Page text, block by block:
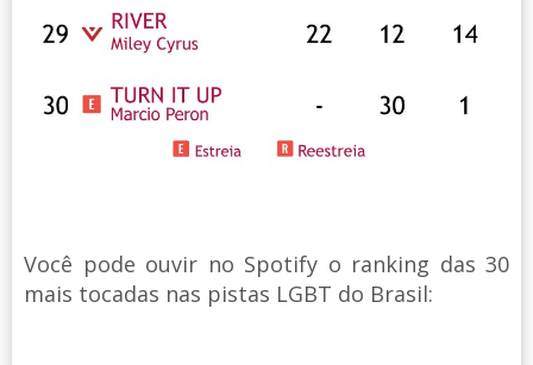
Você pode ouvir no Spotify o ranking das 30
mais tocadas nas pistas LGBT do Brasil: